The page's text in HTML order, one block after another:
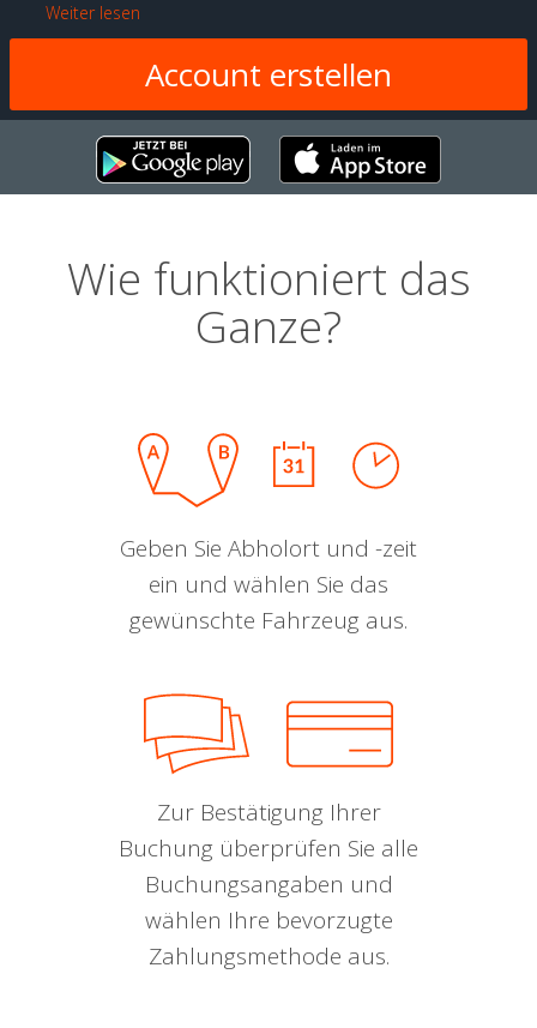
Weiter lesen
Wie funktioniert das
Ganze?
Geben Sie Abholort und -zeit
ein und wählen Sie das
gewünschte Fahrzeug aus.
Zur Bestätigung Ihrer
Buchung überprüfen Sie alle
Buchungsangaben und
wählen Ihre bevorzugte
Zahlungsmethode aus.